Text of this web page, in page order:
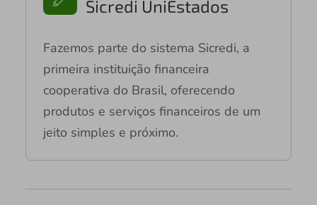
Sicredi UniEstados
Fazemos parte do sistema Sicredi, a
primeira instituição financeira
cooperativa do Brasil, oferecendo
produtos e serviços financeiros de um
jeito simples e próximo.